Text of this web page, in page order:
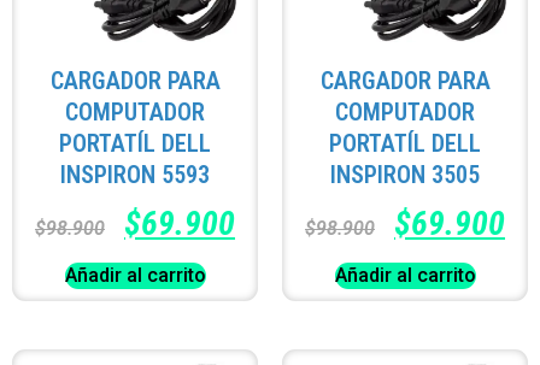
CARGADOR PARA
COMPUTADOR
PORTATÍL DELL
INSPIRON 5593
$98.900 $69.900
Añadir al carrito
CARGADOR PARA
COMPUTADOR
PORTATÍL DELL
INSPIRON 3505
$98.900 $69.900
Añadir al carrito